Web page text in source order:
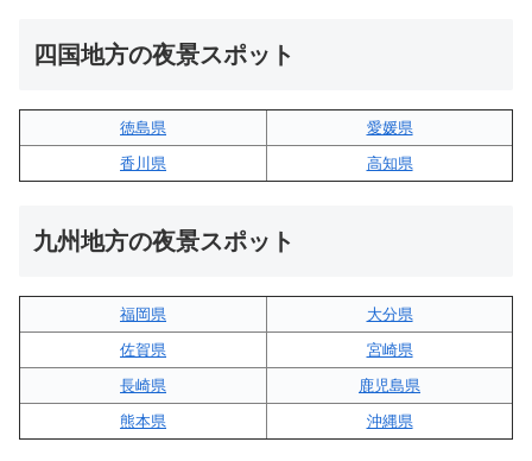
四国地方の夜景スポット
徳島県
愛媛県
香川県
高知県
九州地方の夜景スポット
福岡県
大分県
佐賀県
宮崎県
長崎県
鹿児島県
熊本県
沖縄県